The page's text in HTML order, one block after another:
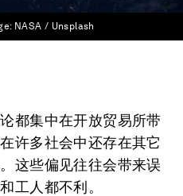
NASA / Unsplash
都集中在开放贸易所带
许多社会中还存在其它
这些偏见往往会带来误
工人都不利。